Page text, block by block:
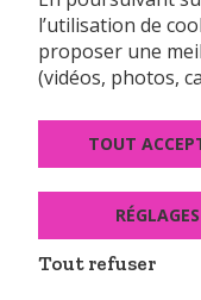
COMMANDER
NEWSLETTER
l’utilisation de
proposer une
(vidéos, photos,
TOUT
RÉGLAGES
Tout refuser